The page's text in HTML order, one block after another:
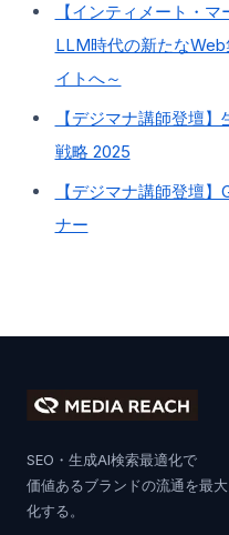
【インティメート・
LLM時代の新たな
イトへ～
【デジマナ講師登壇
戦略 2025
【デジマナ講師登壇
ナー
SEO・生成AI検索最適化で
価値あるブランドの流通を最大
化する。